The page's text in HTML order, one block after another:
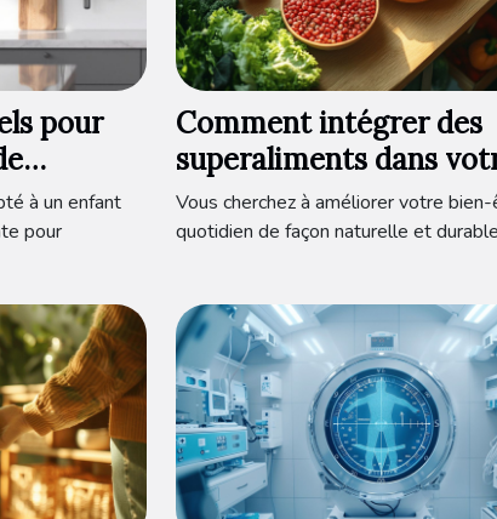
pour
à un enfant
pour
Comment intégrer des
superaliments dans
quotidien pour booster
bien-être
Vous cherchez à améliorer votre
quotidien de façon naturelle et durable